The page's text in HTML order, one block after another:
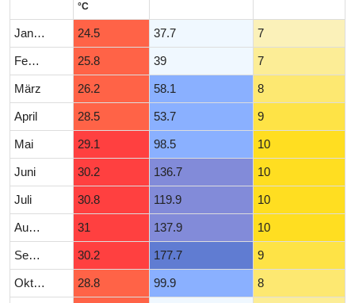
°C
Januar 24.5 37.7 7
Februar 25.8 39 7
März 26.2 58.1 8
April 28.5 53.7 9
Mai 29.1 98.5 10
Juni 30.2 136.7 10
Juli 30.8 119.9 10
August 31 137.9 10
September 30.2 177.7 9
Oktober 28.8 99.9 8